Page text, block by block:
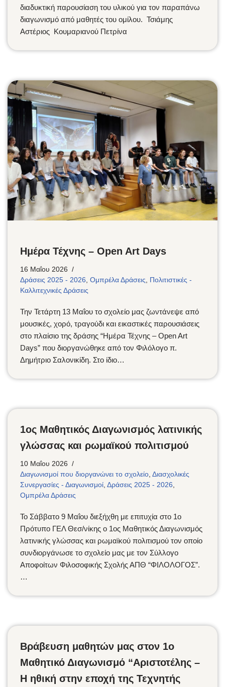
διαδυκτική παρουσίαση του υλικού για τον παραπάνω
διαγωνισμό από μαθητές του ομίλου. Τσιάμης
Αστέριος Κουμαριανού Πετρίνα
Ημέρα Τέχνης – Open Art Days
16 Μαΐου 2026
Δράσεις 2025 - 2026 Ομπρέλα Δράσεις
Πολιτιστικές -
Καλλιτεχνικές Δράσεις
Την Τετάρτη 13 Μαΐου το σχολείο μας ζωντάνεψε από
μουσικές, χορό, τραγούδι και εικαστικές παρουσιάσεις
στο πλαίσιο της δράσης “Ημέρα Τέχνης – Open Art
Days” που διοργανώθηκε από τον Φιλόλογο π.
Δημήτριο Σαλονικίδη. Στο ίδιο…
1ος Μαθητικός Διαγωνισμός λατινικής
γλώσσας και ρωμαϊκού πολιτισμού
10 Μαΐου 2026
Διαγωνισμοί που διοργανώνει το σχολείο Διασχολικές
Συνεργασίες - Διαγωνισμοί Δράσεις 2025 - 2026
Ομπρέλα Δράσεις
Το Σάββατο 9 Μαΐου διεξήχθη με επιτυχία στο 1ο
Πρότυπο ΓΕΛ Θεσ/νίκης ο 1ος Μαθητικός Διαγωνισμός
λατινικής γλώσσας και ρωμαϊκού πολιτισμού τον οποίο
συνδιοργάνωσε το σχολείο μας με τον Σύλλογο
Αποφοίτων Φιλοσοφικής Σχολής ΑΠΘ “ΦΙΛΟΛΟΓΟΣ”.
…
Βράβευση μαθητών μας στον 1ο
Μαθητικό Διαγωνισμό “Αριστοτέλης –
Η ηθική στην εποχή της Τεχνητής